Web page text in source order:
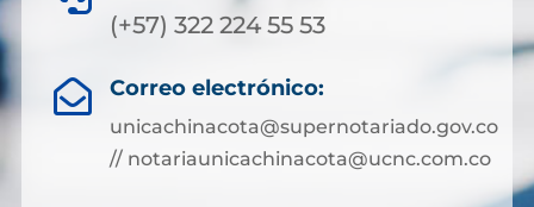
(+57) 322 224 55 53
 Correo electrónico:
unicachinacota@supernotariado.gov.co
// notariaunicachinacota@ucnc.com.co